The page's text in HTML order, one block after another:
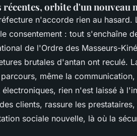
orbite d'un nouveau
n'accorde rien au hasard.
consentement : tout s'enchaîne
de l'Ordre des Masseurs-
brutales d'antan ont reculé.
même la
rien n'est laissé à
clients, rassure les
sociale nouvelle, là où la